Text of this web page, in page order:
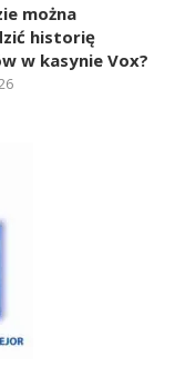
można
historię
w kasynie Vox?